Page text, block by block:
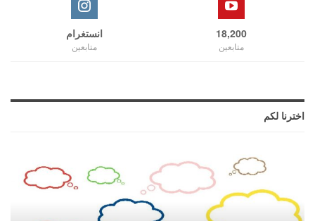
18,200
متابعين
انستغرام
متابعين
اخترنا لكم